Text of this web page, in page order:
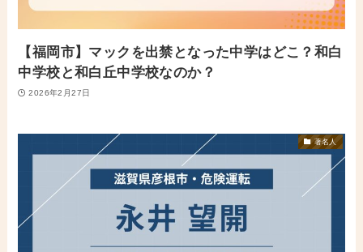
【福岡市】マックを出禁となった中学はどこ？和白
中学校と和白丘中学校なのか？
2026年2月27日
著名人